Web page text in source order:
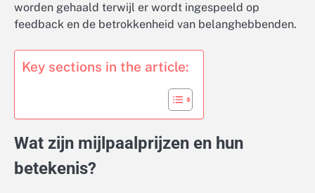
worden gehaald terwijl er wordt ingespeeld op
feedback en de betrokkenheid van belanghebbenden.
Key sections in the article:
Wat zijn mijlpaalprijzen en hun
betekenis?